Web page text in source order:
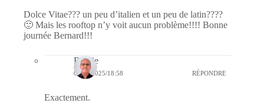
Dolce Vitae??? un peu d’italien et un peu de latin????
🙂 Mais les rooftop n’y voit aucun problème!!!! Bonne
journée Bernard!!!
Bernie
06/06/2025/18:58 RÉPONDRE
Exactement.